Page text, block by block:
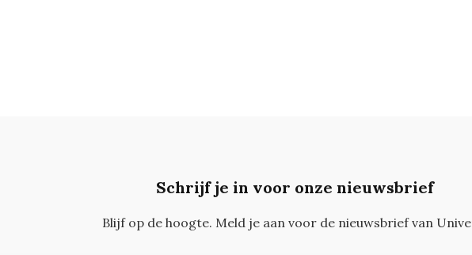
Schrijf je in voor onze nieuwsbrief
Blijf op de hoogte. Meld je aan voor de nieuwsbrief van